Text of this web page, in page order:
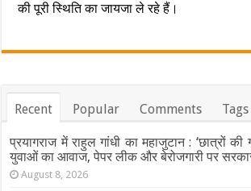
की पूरी स्थिति का जायजा ले रहे हैं।
Recent Popular Comments Tags
प्रयागराज में राहुल गांधी का महाजुटान : ‘छात्रों
युवाओं का आवाज, पेपर लीक और बेरोजगारी पर
August 8, 2026